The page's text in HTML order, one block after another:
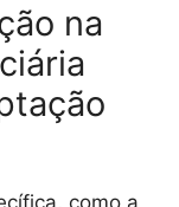
na
como a